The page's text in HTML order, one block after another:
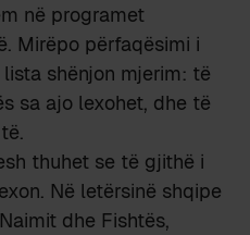
në programet
Mirëpo përfaqësimi i
shënjon mjerim: të
sa ajo lexohet, dhe të
thuhet se të gjithë i
Në letërsinë shqipe
dhe Fishtës,